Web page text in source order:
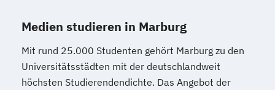
Medien studieren in Marburg
Mit rund 25.000 Studenten gehört Marburg zu den
Universitätsstädten mit der deutschlandweit
höchsten Studierendendichte. Das Angebot der